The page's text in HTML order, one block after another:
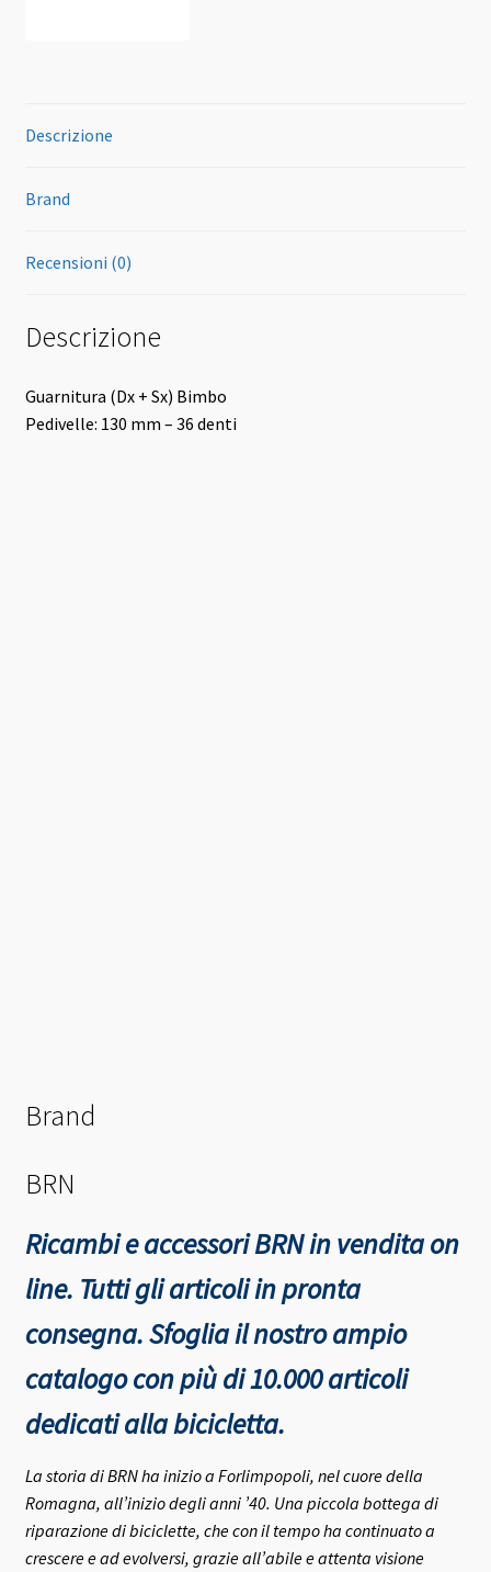
Descrizione
Brand
Recensioni (0)
Descrizione
Guarnitura (Dx + Sx) Bimbo
Pedivelle: 130 mm – 36 denti
Brand
BRN
Ricambi e accessori BRN in vendita on
line. Tutti gli articoli in pronta
consegna.Sfoglia il nostro ampio
catalogo con più di 10.000 articoli
dedicati alla bicicletta.
La storia di BRN ha inizio a Forlimpopoli, nel cuore della
Romagna, all’inizio degli anni ’40. Una piccola bottega di
riparazione di biciclette, che con il tempo ha continuato a
crescere e ad evolversi, grazie all’abile e attenta visione